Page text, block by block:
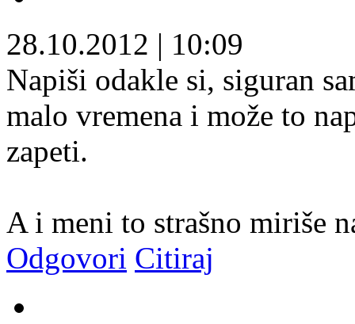
28.10.2012 | 10:09
Napiši odakle si, siguran
malo vremena i može to
zapeti.
A i meni to strašno miriše
Odgovori Citiraj